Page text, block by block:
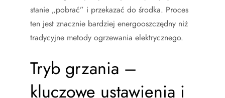
stanie „pobrać” i przekazać do środka. Proces
ten jest znacznie bardziej energooszczędny niż
tradycyjne metody ogrzewania elektrycznego.
Tryb grzania –
kluczowe ustawienia i